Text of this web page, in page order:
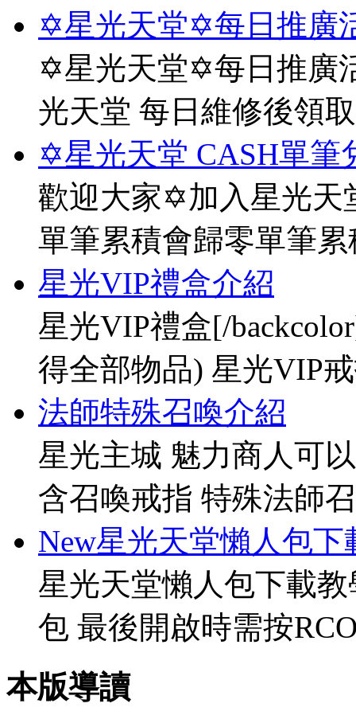
✡星光天堂✡每日推廣
✡星光天堂✡每日推廣
光天堂 每日維修後領
✡星光天堂 CASH單筆
歡迎大家✡加入星光天
單筆累積會歸零單筆
星光VIP禮盒介紹
星光VIP禮盒[/
得全部物品) 星光VIP
法師特殊召喚介紹
星光主城 魅力商人可
含召喚戒指 特殊法師
New星光天堂懶人包下
星光天堂懶人包下載
包 最後開啟時需按
本版導讀